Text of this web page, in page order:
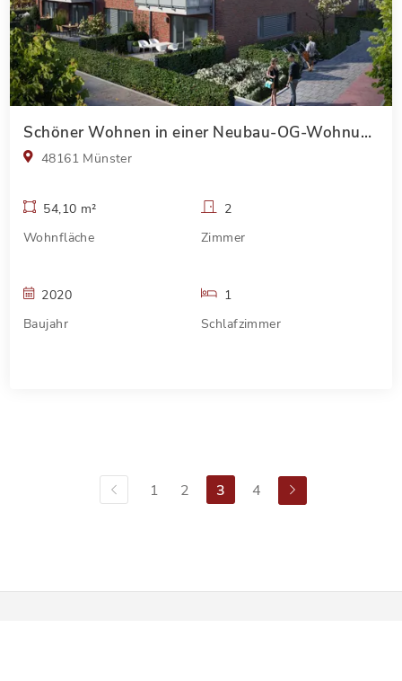
Schöner Wohnen in einer Neubau-OG-Wohnung mit Balkon
48161 Münster
54,10 m²
Wohnfläche
2
Zimmer
2020
Baujahr
1
Schlafzimmer
1 2 3 4